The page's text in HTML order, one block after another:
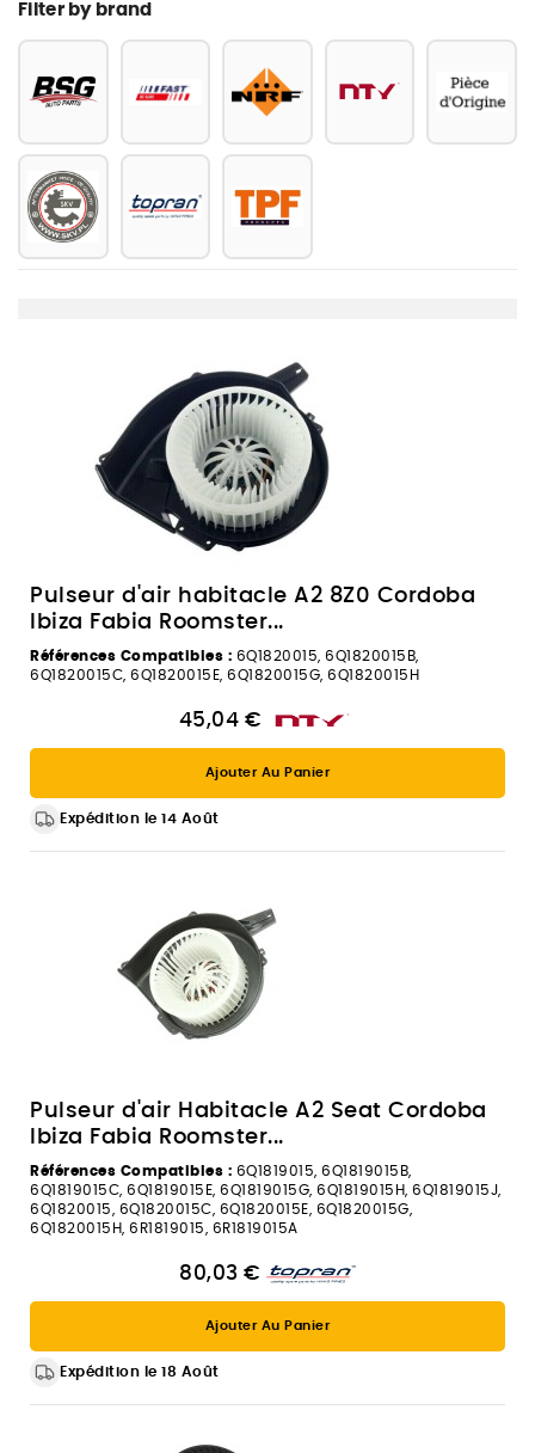
Filter by brand
Pulseur d'air habitacle A2 8Z0 Cordoba
Ibiza Fabia Roomster...
Références Compatibles : 6Q1820015, 6Q1820015B,
6Q1820015C, 6Q1820015E, 6Q1820015G, 6Q1820015H
45,04 €
Ajouter Au Panier
Expédition le 14 Août
Pulseur d'air Habitacle A2 Seat Cordoba
Ibiza Fabia Roomster...
Références Compatibles : 6Q1819015, 6Q1819015B,
6Q1819015C, 6Q1819015E, 6Q1819015G, 6Q1819015H, 6Q1819015J,
6Q1820015, 6Q1820015C, 6Q1820015E, 6Q1820015G,
6Q1820015H, 6R1819015, 6R1819015A
80,03 €
Ajouter Au Panier
Expédition le 18 Août